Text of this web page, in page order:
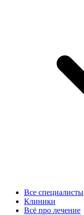
Все специалисты
Клиники
Всё про лечение